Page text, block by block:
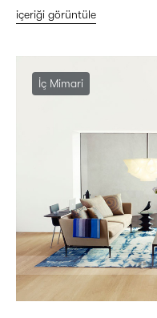
içeriği görüntüle
İç Mimari